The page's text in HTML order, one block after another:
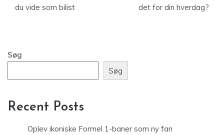
du vide som bilist
det for din hverdag?
Søg
Søg
Recent Posts
Oplev ikoniske Formel 1-baner som ny fan